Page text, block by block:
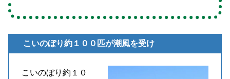
こいのぼり約１００匹が潮風を受け
こいのぼり約１０